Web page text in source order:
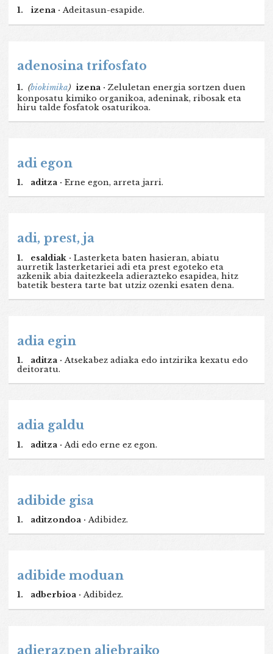
1. izena · Adeitasun-esapide.
adenosina trifosfato
1. (biokimika) izena · Zeluletan energia sortzen duen
konposatu kimiko organikoa, adeninak, ribosak eta
hiru talde fosfatok osaturikoa.
adi egon
1. aditza · Erne egon, arreta jarri.
adi, prest, ja
1. esaldiak · Lasterketa baten hasieran, abiatu
aurretik lasterketariei adi eta prest egoteko eta
azkenik abia daitezkeela adierazteko esapidea, hitz
batetik bestera tarte bat utziz ozenki esaten dena.
adia egin
1. aditza · Atsekabez adiaka edo intzirika kexatu edo
deitoratu.
adia galdu
1. aditza · Adi edo erne ez egon.
adibide gisa
1. aditzondoa · Adibidez.
adibide moduan
1. adberbioa · Adibidez.
adierazpen aljebraiko